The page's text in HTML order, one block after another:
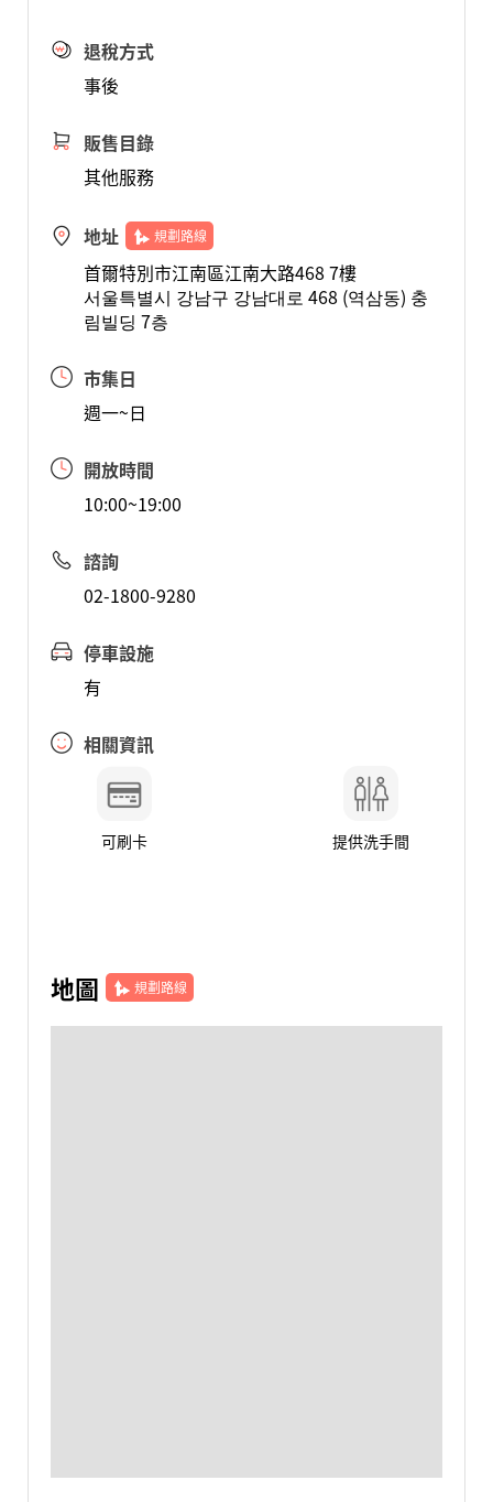
退稅方式
事後
販售目錄
其他服務
地址 規劃路線
首爾特別市江南區江南大路468 7樓
서울특별시 강남구 강남대로 468 (역삼동) 충
림빌딩 7층
市集日
週一~日
開放時間
10:00~19:00
諮詢
02-1800-9280
停車設施
有
相關資訊
可刷卡 提供洗手間
地圖 規劃路線